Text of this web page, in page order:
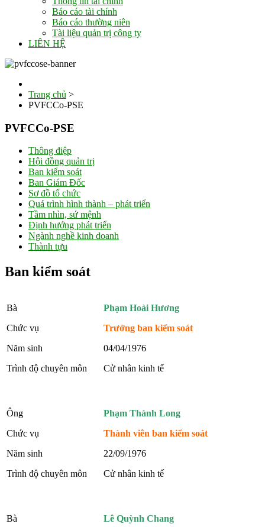
Báo cáo tài chính
Báo cáo thường niên
Tài liệu quản trị công ty
LIÊN HỆ
Trang chủ >
PVFCCo-PSE
PVFCCo-PSE
Thông điệp
Hội đồng quản trị
Ban kiểm soát
Ban Giám Đốc
Sơ đồ tổ chức
Quá trình hình thành – phát triển
Tầm nhìn, sứ mệnh
Định hướng phát triển
Ngành nghề kinh doanh
Thành tựu
Ban kiểm soát
Bà
Chức vụ
Năm sinh
Trình độ chuyên môn
Phạm Hoài Hương
Trưởng ban kiểm soát
04/04/1976
Cử nhân kinh tế
Ông
Chức vụ
Năm sinh
Trình độ chuyên môn
Phạm Thành Long
Thành viên ban kiểm soát
22/09/1976
Cử nhân kinh tế
Bà Lê Quỳnh Chang